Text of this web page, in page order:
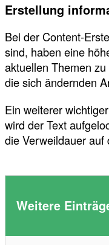
Erstellung
Bei der Content-
sind, haben eine
aktuellen Themen
die sich ändernden
Ein weiterer
wird der Text
die Verweildauer auf
Weitere